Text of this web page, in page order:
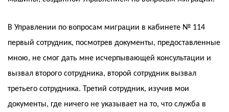
В Управлении по вопросам миграции в кабинете № 114
первый сотрудник, посмотрев документы, предоставленные
мною, не смог дать мне исчерпывающей консультации и
вызвал второго сотрудника, второй сотрудник вызвал
третьего сотрудника. Третий сотрудник, изучив мои
документы, где ничего не указывает на то, что служба в